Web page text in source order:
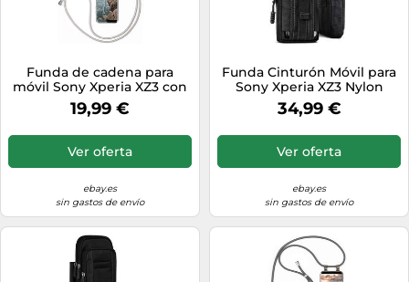
Funda de cadena para
móvil Sony Xperia XZ3 con
cinta Funda de cadena
Cordón...
19,99 €
Ver oferta
ebay.es
sin gastos de envío
Funda Cinturón Móvil para
Sony Xperia XZ3 Nylon
Cinturón Funda
Protectora...
34,99 €
Ver oferta
ebay.es
sin gastos de envío